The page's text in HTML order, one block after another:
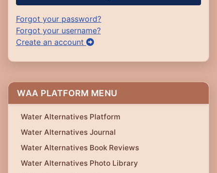
Forgot your password?
Forgot your username?
Create an account
WAA PLATFORM MENU
Water Alternatives Platform
Water Alternatives Journal
Water Alternatives Book Reviews
Water Alternatives Photo Library